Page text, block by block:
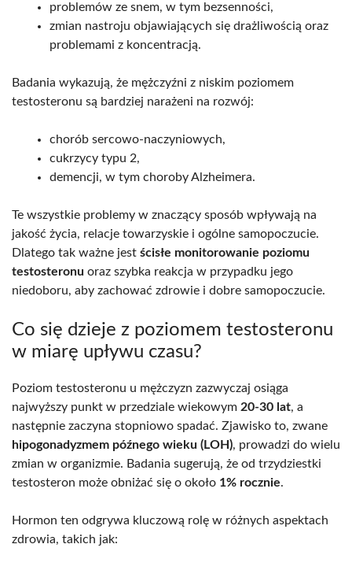
problemów ze snem, w tym bezsenności,
zmian nastroju objawiających się drażliwością oraz
problemami z koncentracją.
Badania wykazują, że mężczyźni z niskim poziomem
testosteronu są bardziej narażeni na rozwój:
chorób sercowo-naczyniowych,
cukrzycy typu 2,
demencji, w tym choroby Alzheimera.
Te wszystkie problemy w znaczący sposób wpływają na
jakość życia, relacje towarzyskie i ogólne samopoczucie.
Dlatego tak ważne jest ścisłe monitorowanie poziomu
testosteronu oraz szybka reakcja w przypadku jego
niedoboru, aby zachować zdrowie i dobre samopoczucie.
Co się dzieje z poziomem testosteronu
w miarę upływu czasu?
Poziom testosteronu u mężczyzn zazwyczaj osiąga
najwyższy punkt w przedziale wiekowym 20-30 lat, a
następnie zaczyna stopniowo spadać. Zjawisko to, zwane
hipogonadyzmem późnego wieku (LOH), prowadzi do wielu
zmian w organizmie. Badania sugerują, że od trzydziestki
testosteron może obniżać się o około 1% rocznie.
Hormon ten odgrywa kluczową rolę w różnych aspektach
zdrowia, takich jak: